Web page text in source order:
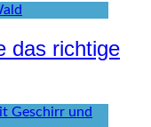
das richtige